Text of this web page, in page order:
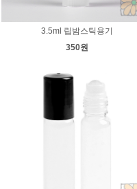
3.5ml 립밤스틱용기
350원